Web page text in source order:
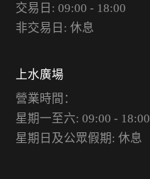
交易日: 09:00 - 18:00
非交易日: 休息
上水廣場
營業時間：
星期一至六: 09:00 - 18:00
星期日及公眾假期: 休息